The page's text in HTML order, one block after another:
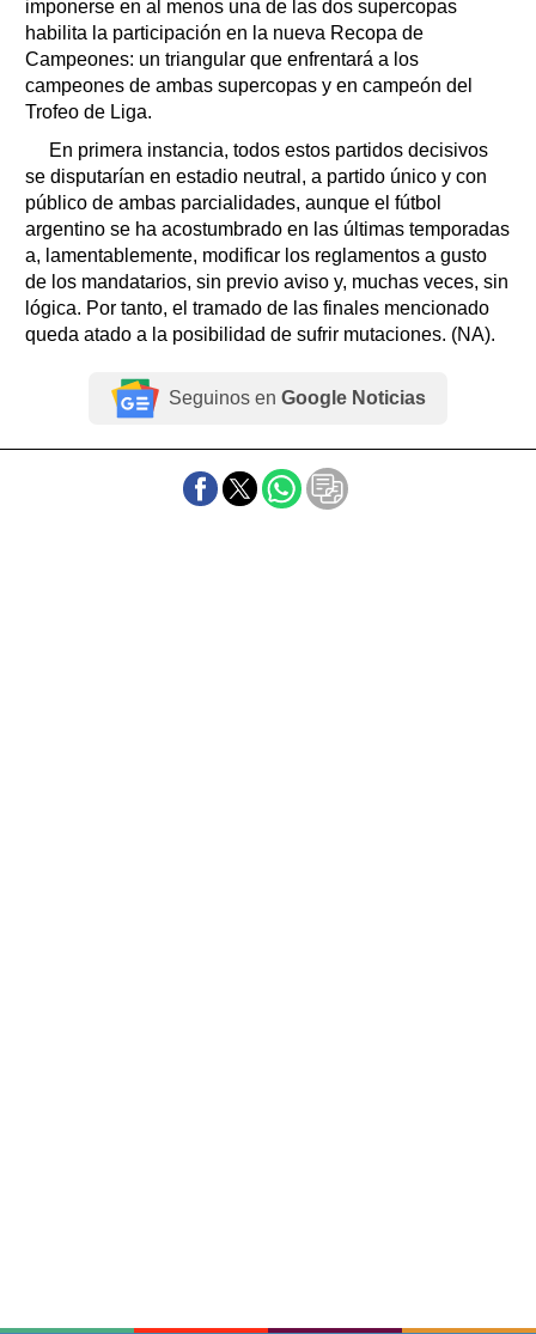
imponerse en al menos una de las dos supercopas
habilita la participación en la nueva Recopa de
Campeones: un triangular que enfrentará a los
campeones de ambas supercopas y en campeón del
Trofeo de Liga.
En primera instancia, todos estos partidos decisivos
se disputarían en estadio neutral, a partido único y con
público de ambas parcialidades, aunque el fútbol
argentino se ha acostumbrado en las últimas temporadas
a, lamentablemente, modificar los reglamentos a gusto
de los mandatarios, sin previo aviso y, muchas veces, sin
lógica. Por tanto, el tramado de las finales mencionado
queda atado a la posibilidad de sufrir mutaciones. (NA).
Seguinos en Google Noticias